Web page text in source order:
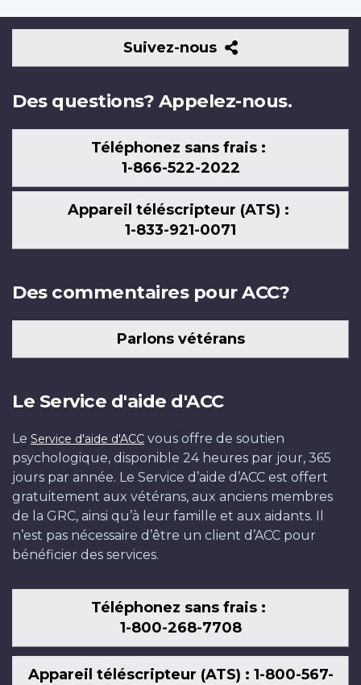
Suivez-nous
Suivez-
nous
Des questions? Appelez-nous.
Téléphonez sans frais :
1-866-522-2022
Appareil téléscripteur (ATS) :
1-833-921-0071
Des commentaires pour ACC?
Parlons vétérans
Le Service d'aide d'ACC
Le Service d'aide d'ACC vous offre de soutien
psychologique, disponible 24 heures par jour, 365
jours par année. Le Service d’aide d’ACC est offert
gratuitement aux vétérans, aux anciens membres
de la GRC, ainsi qu’à leur famille et aux aidants. Il
n’est pas nécessaire d’être un client d’ACC pour
bénéficier des services.
Téléphonez sans frais :
1-800-268-7708
Appareil téléscripteur (ATS) : 1-800-567-